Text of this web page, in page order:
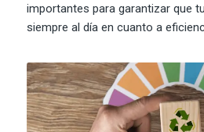
importantes para garantizar que
siempre al día en cuanto a